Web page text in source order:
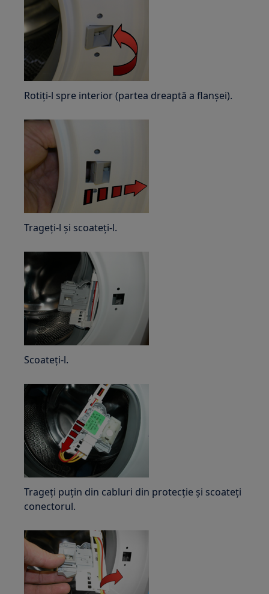
Rotiți-l spre interior (partea dreaptă a flanșei).
Trageți-l și scoateți-l.
Scoateți-l.
Trageți puțin din cabluri din protecție și scoateți
conectorul.